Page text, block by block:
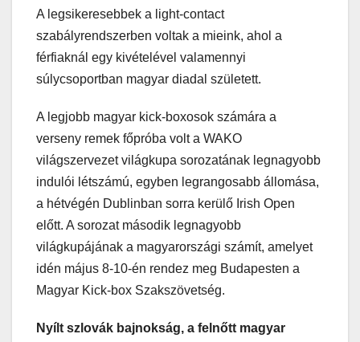
A legsikeresebbek a light-contact
szabályrendszerben voltak a mieink, ahol a
férfiaknál egy kivételével valamennyi
súlycsoportban magyar diadal született.
A legjobb magyar kick-boxosok számára a
verseny remek főpróba volt a WAKO
világszervezet világkupa sorozatának legnagyobb
indulói létszámú, egyben legrangosabb állomása,
a hétvégén Dublinban sorra kerülő Irish Open
előtt. A sorozat második legnagyobb
világkupájának a magyarországi számít, amelyet
idén május 8-10-én rendez meg Budapesten a
Magyar Kick-box Szakszövetség.
Nyílt szlovák bajnokság, a felnőtt magyar